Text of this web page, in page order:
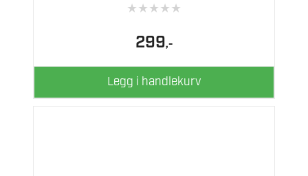
★★★★★
299,-
Legg i handlekurv